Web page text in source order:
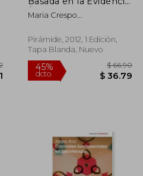
/ Clinical Psychology
Based on the Evidence
Maria Crespo
Labrador Encinas
Pirámide, 2012, 1 Edición,
Tapa Blanda, Nuevo